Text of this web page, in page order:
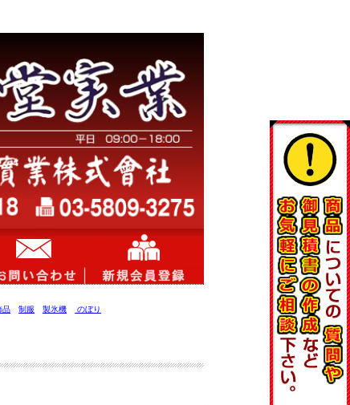
品 制服 製氷機 のぼり